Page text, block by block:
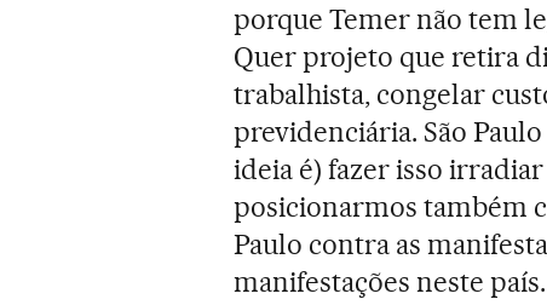
porque Temer não tem
Quer projeto que retira
trabalhista, congelar
previdenciária. São
ideia é) fazer isso
posicionarmos também
Paulo contra as
manifestações neste